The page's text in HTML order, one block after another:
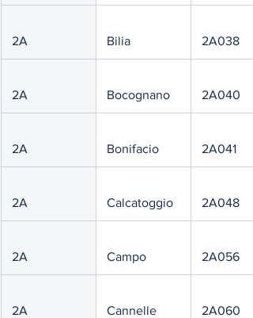
2A Bilia 2A038
2A Bocognano 2A040
2A Bonifacio 2A041
2A Calcatoggio 2A048
2A Campo 2A056
2A Cannelle 2A060